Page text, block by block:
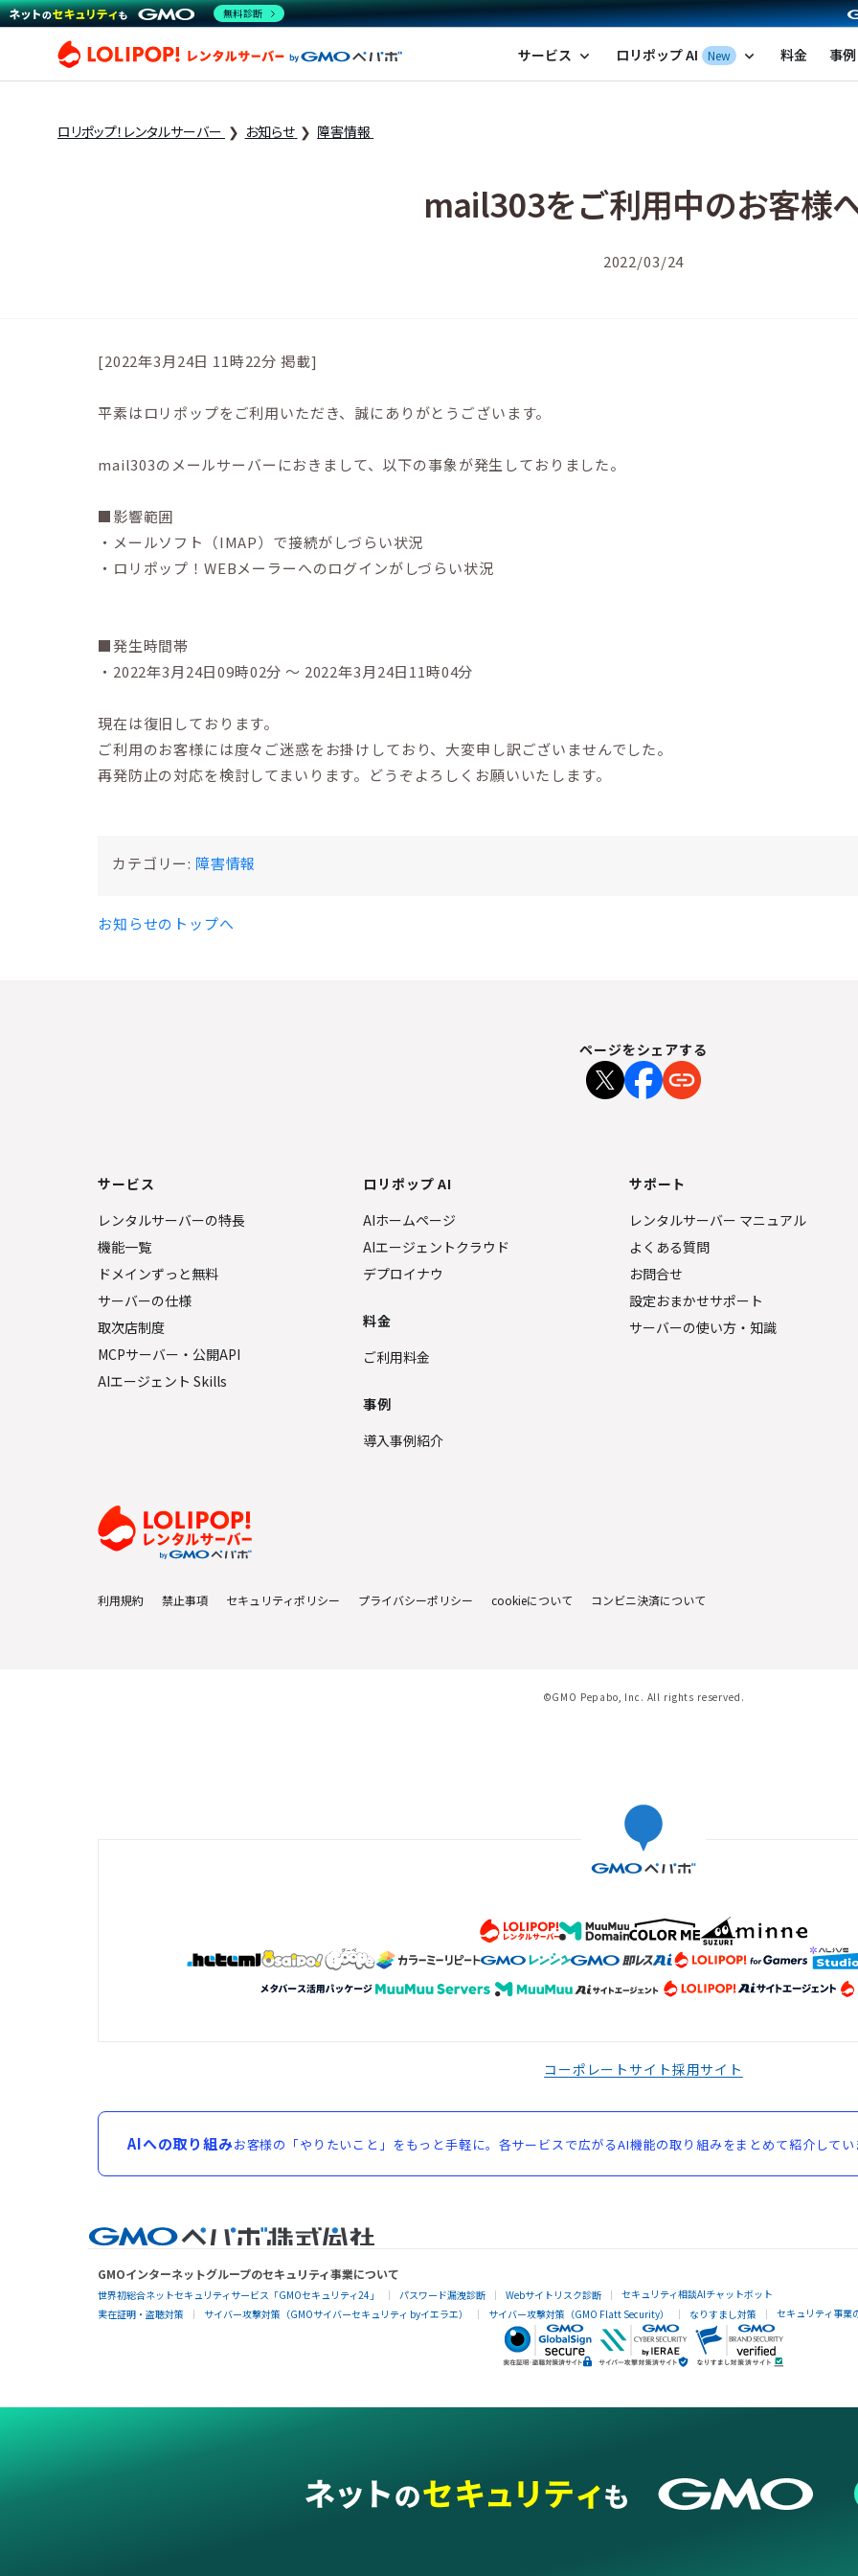
ロリポップ！レンタルサーバー by GMOペパボ
サービス expand_more ロリポップ AI New expand_more 料金 事例
ロリポップ！レンタルサーバー お知らせ 障害情報
mail303をご利用中のお客様
2022/03/24
[2022年3月24日 11時22分 掲載]
平素はロリポップをご利用いただき、誠にありがとうございます。
mail303のメールサーバーにおきまして、以下の事象が発生しておりました。
■影響範囲
・メールソフト（IMAP）で接続がしづらい状況
・ロリポップ！WEBメーラーへのログインがしづらい状況
■発生時間帯
・2022年3月24日09時02分 〜 2022年3月24日11時04分
現在は復旧しております。
ご利用のお客様には度々ご迷惑をお掛けしており、大変申し訳ございませんでした。
再発防止の対応を検討してまいります。どうぞよろしくお願いいたします。
カテゴリー: 障害情報
お知らせのトップへ
ページをシェアする
サービス
レンタルサーバーの特長
機能一覧
ドメインずっと無料
サーバーの仕様
取次店制度
MCPサーバー・公開API
AIエージェント Skills
ロリポップ AI
AIホームページ
AIエージェントクラウド
デプロイナウ
料金
ご利用料金
事例
導入事例紹介
サポート
レンタルサーバー マニュアル
よくある質問
お問合せ
設定おまかせサポート
サーバーの使い方・知識
利用規約 禁止事項 セキュリティポリシー プライバシーポリシー cookieについて コンビニ決済について
©GMO Pepabo, Inc. All rights reserved.
コーポレートサイト採用サイト
AIへの取り組みお客様の「やりたいこと」をもっと手軽に。各サービスで広がるAI機能の取り組みをまとめて紹介して
GMOインターネットグループのセキュリティ事業について
世界初総合ネットセキュリティサービス「GMOセキュリティ24」 パスワード漏洩診断 Webサイトリスク診断
セキュリティ相談AIチャットボット
実在証明・盗聴対策
サイバー攻撃対策（GMOサイバーセキュリティ byイエラエ） サイバー攻撃対策（GMO Flatt Security） なりすまし対策 セキュリティ事業
無料診断